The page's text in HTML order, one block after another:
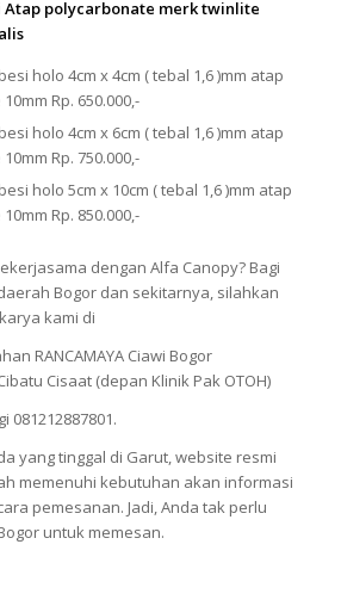
polycarbonate merk twinlite
holo 4cm x 4cm ( tebal 1,6 )mm atap
Rp. 650.000,-
holo 4cm x 6cm ( tebal 1,6 )mm atap
Rp. 750.000,-
holo 5cm x 10cm ( tebal 1,6 )mm atap
Rp. 850.000,-
dengan Alfa Canopy? Bagi
Bogor dan sekitarnya, silahkan
kami di
RANCAMAYA Ciawi Bogor
Cisaat (depan Klinik Pak OTOH)
081212887801.
yang tinggal di Garut, website resmi
memenuhi kebutuhan akan informasi
pemesanan. Jadi, Anda tak perlu
untuk memesan.